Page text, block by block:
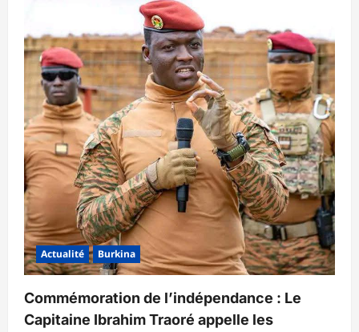
Actualité Burkina
Commémoration de l’indépendance : Le
Capitaine Ibrahim Traoré appelle les